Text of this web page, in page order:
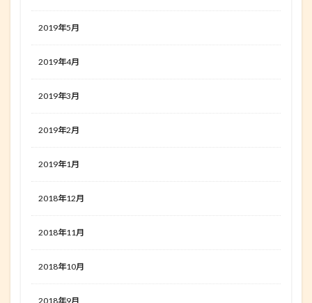
2019年5月
2019年4月
2019年3月
2019年2月
2019年1月
2018年12月
2018年11月
2018年10月
2018年9月